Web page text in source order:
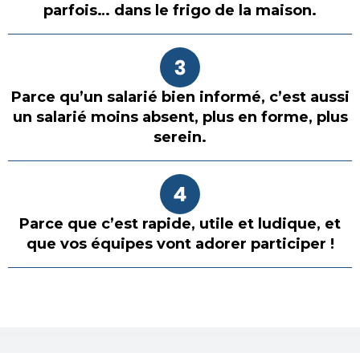
parfois… dans le frigo de la maison.
Parce qu’un salarié bien informé, c’est aussi
un salarié moins absent, plus en forme, plus
serein.
Parce que c’est rapide, utile et ludique, et
que vos équipes vont adorer participer !